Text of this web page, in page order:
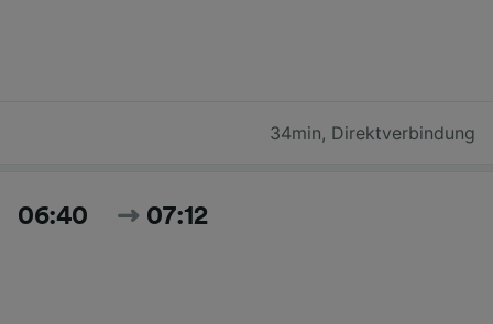
34min, Direktverbindung
06:40 07:12